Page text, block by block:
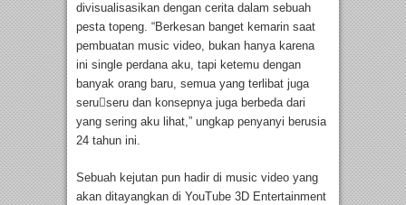
divisualisasikan dengan cerita dalam sebuah
pesta topeng. “Berkesan banget kemarin saat
pembuatan music video, bukan hanya karena
ini single perdana aku, tapi ketemu dengan
banyak orang baru, semua yang terlibat juga
seru￾seru dan konsepnya juga berbeda dari
yang sering aku lihat,” ungkap penyanyi berusia
24 tahun ini.
Sebuah kejutan pun hadir di music video yang
akan ditayangkan di YouTube 3D Entertainment